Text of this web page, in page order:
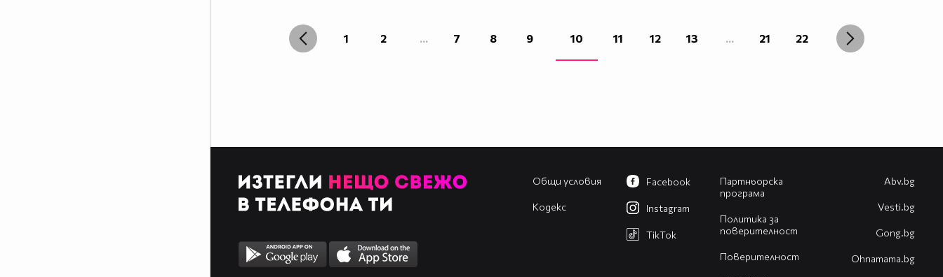
1 2 ... 7 8 9 10 11 12 13 ... 21 22
Общи условия
Кодекс
Партньорска
програма
Политика за
поверителност
Поверителност
Facebook
Instagram
TikTok
Abv.bg
Vesti.bg
Gong.bg
Оhnamama.bg